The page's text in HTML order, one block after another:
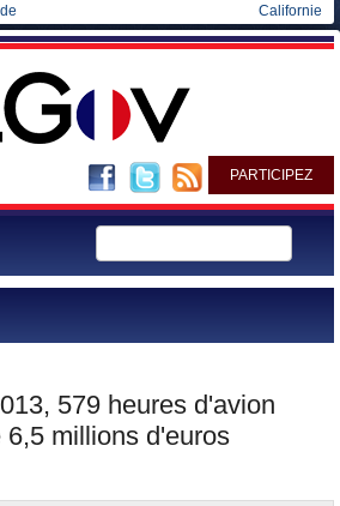
Californie
PARTICIPEZ
579 heures d'avion
6,5 millions d'euros